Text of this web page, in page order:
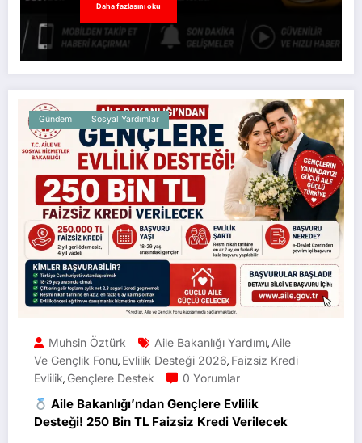
Daha fazlasını oku
Gündem Sosyal Yardımlar
Muhsin Öztürk Aile Bakanlığı Yardımı, Aile
Ve Gençlik Fonu, Evlilik Desteği 2026, Faizsiz Kredi
Evlilik, Gençlere Destek 0 Yorumlar
Aile Bakanlığı’ndan Gençlere Evlilik
Desteği! 250 Bin TL Faizsiz Kredi Verilecek